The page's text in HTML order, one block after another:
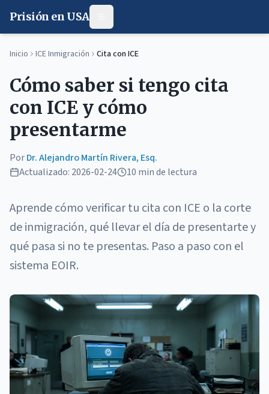
Prisión en USA
Inicio ICE Inmigración Cita con ICE
Cómo saber si tengo cita
con ICE y cómo
presentarme
PorDr. Alejandro Martín Rivera, Esq.
Actualizado: 2026-02-24 10 minde lectura
Aprende cómo verificar tu cita con ICE o la corte
de inmigración, qué llevar el día de presentarte y
qué pasa si no te presentas. Paso a paso con el
sistema EOIR.